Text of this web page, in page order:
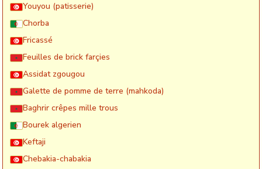
Youyou (patisserie)
Chorba
Fricassé
Feuilles de brick farçies
Assidat zgougou
Galette de pomme de terre (mahkoda)
Baghrir crêpes mille trous
Bourek algerien
Keftaji
Chebakia-chabakia